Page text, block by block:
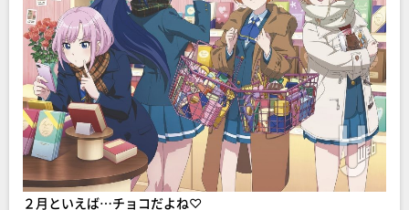
２月といえば…チョコだよね♡